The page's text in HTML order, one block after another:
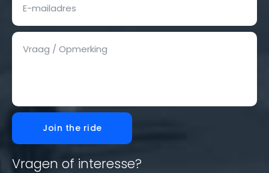
Join the ride
Vragen of interesse?